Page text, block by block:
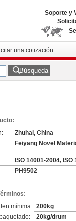
Soporte y
una cotización
Búsqueda
Zhuhai, China
Feiyang Novel
ISO 14001-2004,
PH9502
mínima: 200kg
20kg/drum